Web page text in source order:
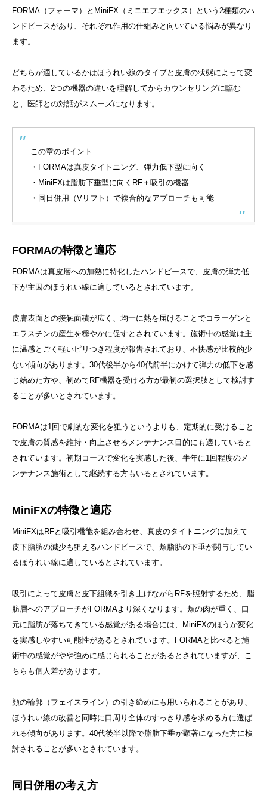
FORMA（フォーマ）とMiniFX（ミニエフエックス）という2種類のハ
ンドピースがあり、それぞれ作用の仕組みと向いている悩みが異なり
ます。
どちらが適しているかはほうれい線のタイプと皮膚の状態によって変
わるため、2つの機器の違いを理解してからカウンセリングに臨む
と、医師との対話がスムーズになります。
この章のポイント
・FORMAは真皮タイトニング、弾力低下型に向く
・MiniFXは脂肪下垂型に向くRF＋吸引の機器
・同日併用（Vリフト）で複合的なアプローチも可能
FORMAの特徴と適応
FORMAは真皮層への加熱に特化したハンドピースで、皮膚の弾力低
下が主因のほうれい線に適しているとされています。
皮膚表面との接触面積が広く、均一に熱を届けることでコラーゲンと
エラスチンの産生を穏やかに促すとされています。施術中の感覚は主
に温感とごく軽いピリつき程度が報告されており、不快感が比較的少
ない傾向があります。30代後半から40代前半にかけて弾力の低下を感
じ始めた方や、初めてRF機器を受ける方が最初の選択肢として検討す
ることが多いとされています。
FORMAは1回で劇的な変化を狙うというよりも、定期的に受けること
で皮膚の質感を維持・向上させるメンテナンス目的にも適していると
されています。初期コースで変化を実感した後、半年に1回程度のメ
ンテナンス施術として継続する方もいるとされています。
MiniFXの特徴と適応
MiniFXはRFと吸引機能を組み合わせ、真皮のタイトニングに加えて
皮下脂肪の減少も狙えるハンドピースで、頬脂肪の下垂が関与してい
るほうれい線に適しているとされています。
吸引によって皮膚と皮下組織を引き上げながらRFを照射するため、脂
肪層へのアプローチがFORMAより深くなります。頬の肉が重く、口
元に脂肪が落ちてきている感覚がある場合には、MiniFXのほうが変化
を実感しやすい可能性があるとされています。FORMAと比べると施
術中の感覚がやや強めに感じられることがあるとされていますが、こ
ちらも個人差があります。
顔の輪郭（フェイスライン）の引き締めにも用いられることがあり、
ほうれい線の改善と同時に口周り全体のすっきり感を求める方に選ば
れる傾向があります。40代後半以降で脂肪下垂が顕著になった方に検
討されることが多いとされています。
同日併用の考え方